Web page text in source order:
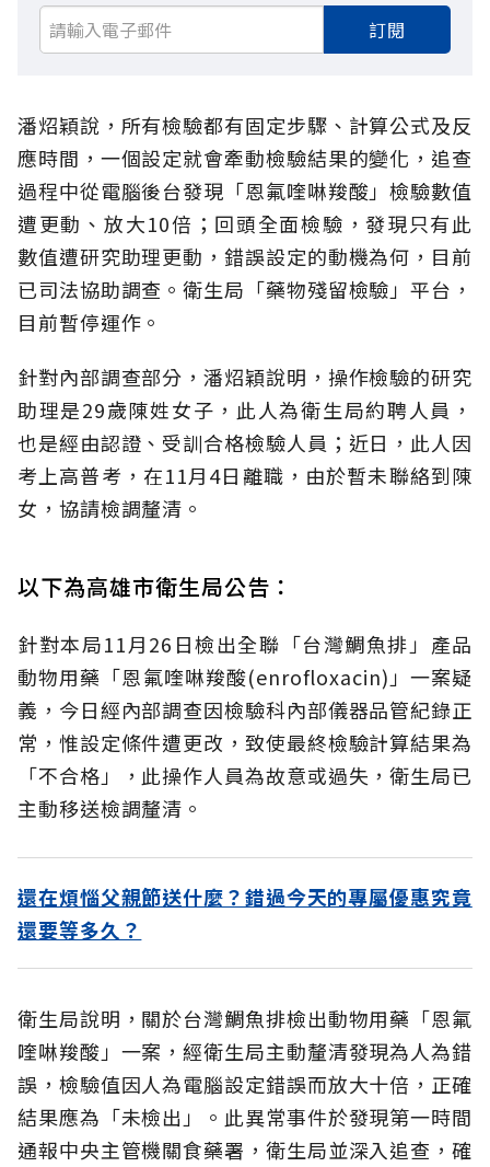
訂閱
潘炤穎說，所有檢驗都有固定步驟、計算公式及反
應時間，一個設定就會牽動檢驗結果的變化，追查
過程中從電腦後台發現「恩氟喹啉羧酸」檢驗數值
遭更動、放大10倍；回頭全面檢驗，發現只有此
數值遭研究助理更動，錯誤設定的動機為何，目前
已司法協助調查。衛生局「藥物殘留檢驗」平台，
目前暫停運作。
針對內部調查部分，潘炤穎說明，操作檢驗的研究
助理是29歲陳姓女子，此人為衛生局約聘人員，
也是經由認證、受訓合格檢驗人員；近日，此人因
考上高普考，在11月4日離職，由於暫未聯絡到陳
女，協請檢調釐清。
以下為高雄市衛生局公告：
針對本局11月26日檢出全聯「台灣鯛魚排」產品
動物用藥「恩氟喹啉羧酸(enrofloxacin)」一案疑
義，今日經內部調查因檢驗科內部儀器品管紀錄正
常，惟設定條件遭更改，致使最終檢驗計算結果為
「不合格」，此操作人員為故意或過失，衛生局已
主動移送檢調釐清。
還在煩惱父親節送什麼？錯過今天的專屬優惠究竟
還要等多久？
衛生局說明，關於台灣鯛魚排檢出動物用藥「恩氟
喹啉羧酸」一案，經衛生局主動釐清發現為人為錯
誤，檢驗值因人為電腦設定錯誤而放大十倍，正確
結果應為「未檢出」。此異常事件於發現第一時間
通報中央主管機關食藥署，衛生局並深入追查，確